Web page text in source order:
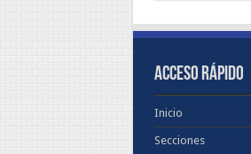
ACCESO RÁPIDO
Inicio
Secciones